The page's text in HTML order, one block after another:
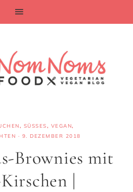
, SÜSSES , VEGAN,
· 9. DEZEMBER 2018
Brownies mit
|